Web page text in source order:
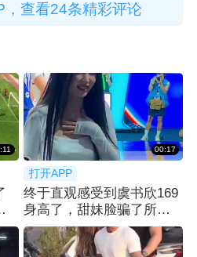
查看24条精彩评论
00:17
打开APP
终于直观感受到虞书欣169
身高了，甜妹脸骗了所有
人👀